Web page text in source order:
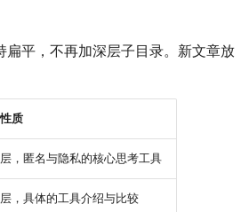
扁平，不再加深层子目录。新文章放
质
，匿名与隐私的核心思考工具
，具体的工具介绍与比较